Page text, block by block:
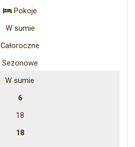
Pokoje
W sumie
Całoroczne
Sezonowe
W sumie
6
18
18